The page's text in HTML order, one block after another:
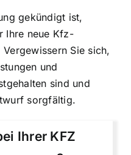
gekündigt ist,
Ihre neue Kfz-
Sie sich,
und
sind und
sorgfältig.
Ihrer KFZ